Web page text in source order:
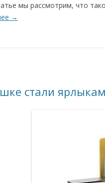
мы рассмотрим, что
→
стали